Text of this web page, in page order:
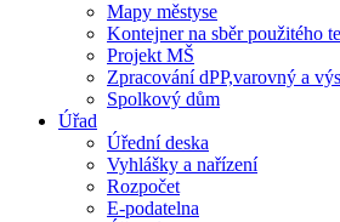
Mapy městyse
Kontejner na sběr použitého
Projekt MŠ
Zpracování dPP,varovný a
Spolkový dům
Úřad
Úřední deska
Vyhlášky a nařízení
Rozpočet
E-podatelna